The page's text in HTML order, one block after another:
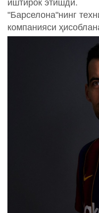
иштирок этишди.
"Барселона"нинг
компанияси